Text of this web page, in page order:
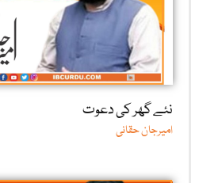
نئے گھر کی دعوت
امیرجان حقانی